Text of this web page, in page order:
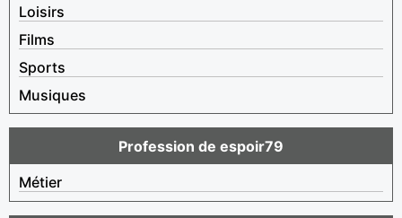
Loisirs
Films
Sports
Musiques
Profession de espoir79
Métier